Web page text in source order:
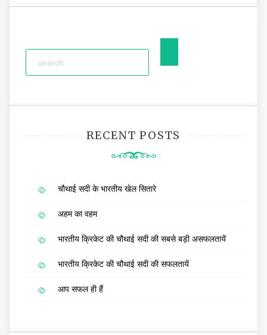
RECENT POSTS
चौथाई सदी के भारतीय खेल सितारे
अहम का वहम
भारतीय क्रिकेट की चौथाई सदी की सबसे बड़ी असफलतायें
भारतीय क्रिकेट की चौथाई सदी की सफलतायें
आप सफल ही हैं